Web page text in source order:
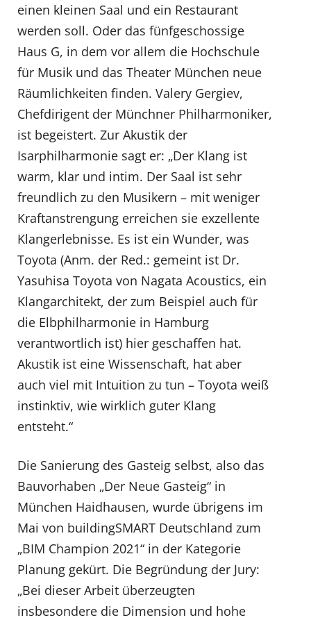
einen kleinen Saal und ein Restaurant
werden soll. Oder das fünfgeschossige
Haus G, in dem vor allem die Hochschule
für Musik und das Theater München neue
Räumlichkeiten finden. Valery Gergiev,
Chefdirigent der Münchner Philharmoniker,
ist begeistert. Zur Akustik der
Isarphilharmonie sagt er: „Der Klang ist
warm, klar und intim. Der Saal ist sehr
freundlich zu den Musikern – mit weniger
Kraftanstrengung erreichen sie exzellente
Klangerlebnisse. Es ist ein Wunder, was
Toyota (Anm. der Red.: gemeint ist Dr.
Yasuhisa Toyota von Nagata Acoustics, ein
Klangarchitekt, der zum Beispiel auch für
die Elbphilharmonie in Hamburg
verantwortlich ist) hier geschaffen hat.
Akustik ist eine Wissenschaft, hat aber
auch viel mit Intuition zu tun – Toyota weiß
instinktiv, wie wirklich guter Klang
entsteht.“
Die Sanierung des Gasteig selbst, also das
Bauvorhaben „Der Neue Gasteig“ in
München Haidhausen, wurde übrigens im
Mai von buildingSMART Deutschland zum
„BIM Champion 2021“ in der Kategorie
Planung gekürt. Die Begründung der Jury:
„Bei dieser Arbeit überzeugten
insbesondere die Dimension und hohe